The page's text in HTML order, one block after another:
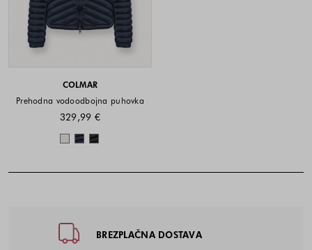
COLMAR
Prehodna vodoodbojna puhovka
329,99 €
Barve na voljo
Noga strani - hitre povezave,
BREZPLAČNA DOSTAVA